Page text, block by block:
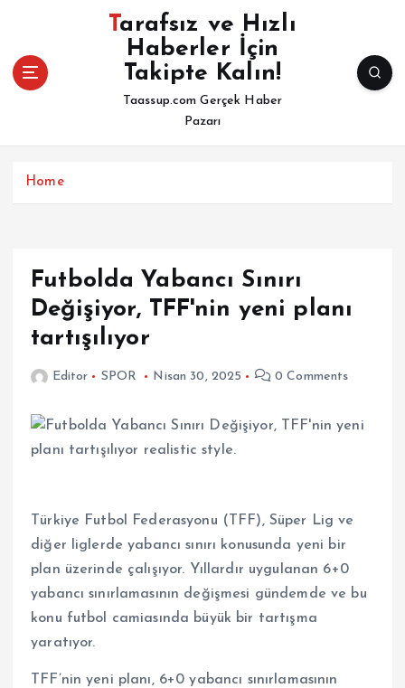
Tarafsız ve Hızlı
Haberler İçin
Takipte Kalın!
Taassup.com Gerçek Haber
Pazarı
Home
Futbolda Yabancı Sınırı
Değişiyor, TFF'nin yeni planı
tartışılıyor
Editor SPOR Nisan 30, 2025 0 Comments
Türkiye Futbol Federasyonu (TFF), Süper Lig ve
diğer liglerde yabancı sınırı konusunda yeni bir
plan üzerinde çalışıyor. Yıllardır uygulanan 6+0
yabancı sınırlamasının değişmesi gündemde ve bu
konu futbol camiasında büyük bir tartışma
yaratıyor.
TFF’nin yeni planı, 6+0 yabancı sınırlamasının